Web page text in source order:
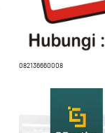
082136660008